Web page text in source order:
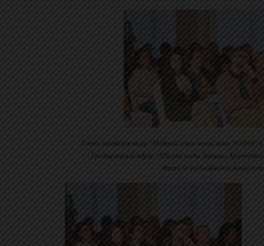
Гости мастер-класса “Модный сезон осень-зима 2018/19″
Традиционный адрес “Школы моды Эвелины
Фото @ evelinakhromtchenko.com